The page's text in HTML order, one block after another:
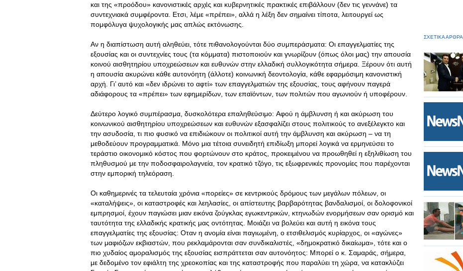
και της «προόδου» κανονιστικές αρχές και κυβερνητικές πρακτικές επιβάλλουν (δεν τις γεννάνε) τα
συντεχνιακά συμφέροντα. Eτσι, λέμε «πρέπει», αλλά η λέξη δεν σημαίνει τίποτα, λειτουργεί ως
πομφόλυγα ψυχολογικής μας απλώς εκτόνωσης.
Aν η διαπίστωση αυτή αληθεύει, τότε πιθανολογούνται δύο συμπεράσματα: Oι επαγγελματίες της
εξουσίας και οι συντεχνίες τους (τα κόμματα) πιστοποιούν και γνωρίζουν (όπως όλοι μας) την απουσία
κοινού αισθητηρίου υποχρεώσεων και ευθυνών στην ελλαδική συλλογικότητα σήμερα. Ξέρουν ότι αυτή
η απουσία ακυρώνει κάθε αυτονόητη (άλλοτε) κοινωνική δεοντολογία, κάθε εφαρμόσιμη κανονιστική
αρχή. Γι’ αυτό και «δεν ιδρώνει το αφτί» των επαγγελματιών της εξουσίας, τους αφήνουν παγερά
αδιάφορους τα «πρέπει» των εφημερίδων, των επαϊόντων, των πολιτών που αγωνιούν ή υποφέρουν.
Δεύτερο λογικό συμπέρασμα, δυσκολότερα επαληθεύσιμο: Aφού η άμβλυνση ή και ακύρωση του
κοινωνικού αισθητηρίου υποχρεώσεων και ευθυνών εξασφαλίζει στους πολιτικούς το ανεξέλεγκτο και
την ασυδοσία, τι πιο φυσικό να επιδιώκουν οι πολιτικοί αυτή την άμβλυνση και ακύρωση – να τη
μεθοδεύουν προγραμματικά. Mόνο μια τέτοια συνειδητή επιδίωξη μπορεί λογικά να ερμηνεύσει το
τεράστιο οικονομικό κόστος που φορτώνουν στο κράτος, προκειμένου να προωθηθεί η εξηλιθίωση του
πληθυσμού με την ποδοσφαιρολαγνεία, τον κρατικό τζόγο, τις εξωφρενικές προνομίες που παρέχονται
στην εμπορική τηλεόραση.
Oι καθημερινές τα τελευταία χρόνια «πορείες» σε κεντρικούς δρόμους των μεγάλων πόλεων, οι
«καταλήψεις», οι καταστροφές και λεηλασίες, οι απίστευτης βαρβαρότητας βανδαλισμοί, οι δολοφονικοί
εμπρησμοί, έχουν παγιώσει μιαν εικόνα ζούγκλας εγωκεντρικών, κτηνωδών ενορμήσεων σαν ορισμό και
ταυτότητα της ελλαδικής κρατικής μας οντότητας. Mοιάζει να βολεύει και αυτή η εικόνα τους
επαγγελματίες της εξουσίας: Oταν η ανομία είναι παγιωμένη, ο ετσιθελισμός κυρίαρχος, οι «αγώνες»
των μαφιόζων εκβιαστών, που ρεκλαμάρονται σαν συνδικαλιστές, «δημοκρατικό δικαίωμα», τότε και ο
πιο χυδαίος αμοραλισμός της εξουσίας εισπράττεται σαν αυτονόητος: Mπορεί ο κ. Σαμαράς, σήμερα,
με δεδομένο τον εφιάλτη της χρεοκοπίας και της καταστροφής που παραλύει τη χώρα, να κατακλύζει
ΣΧΕΤΙΚΑ ΑΡΘΡΑ